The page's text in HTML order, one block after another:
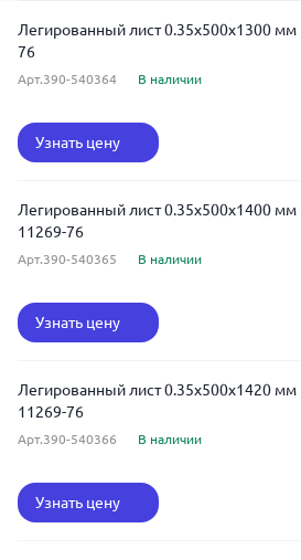
Легированный лист 0.35x500x1300
76
Арт.390-540364 В наличии
Узнать цену
Легированный лист 0.35x500x1400
11269-76
Арт.390-540365 В наличии
Узнать цену
Легированный лист 0.35x500x1420
11269-76
Арт.390-540366 В наличии
Узнать цену